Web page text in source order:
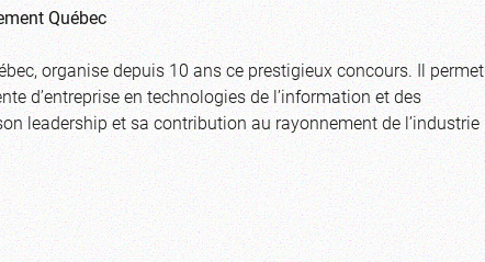
Québec
organise depuis 10 ans ce prestigieux concours. Il permet
d’entreprise en technologies de l’information et des
leadership et sa contribution au rayonnement de l’industrie